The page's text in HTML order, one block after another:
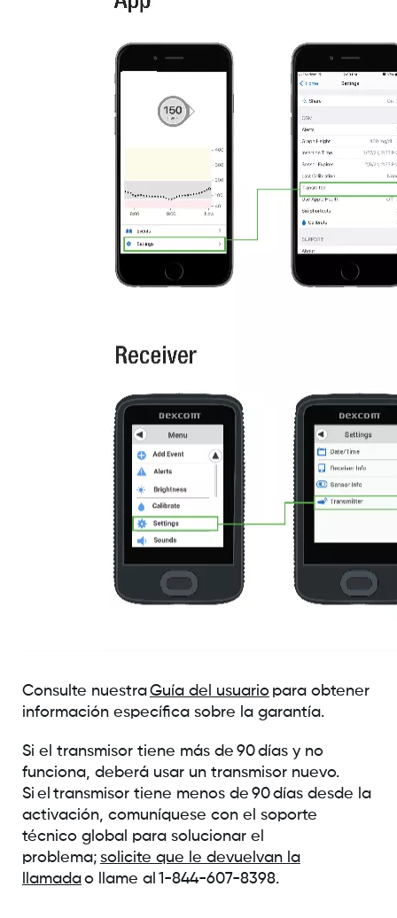
Consulte nuestraGuía del usuariopara obtener
información específica sobre la garantía.
Si el transmisor tiene más de 90 días y no
funciona, deberá usar un transmisor nuevo.
Si el transmisor tiene menos de 90 días desde la
activación, comuníquese con el soporte
técnico global para solucionar el
problema; solicite que le devuelvan la
llamadao llame al 1-844-607-8398.